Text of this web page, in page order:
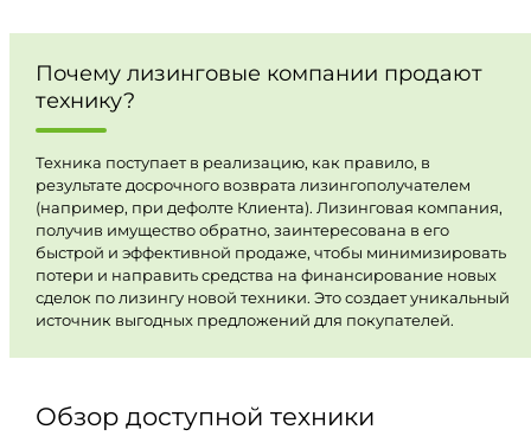
Почему лизинговые компании продают
технику?
Техника поступает в реализацию, как правило, в
результате досрочного возврата лизингополучателем
(например, при дефолте Клиента). Лизинговая компания,
получив имущество обратно, заинтересована в его
быстрой и эффективной продаже, чтобы минимизировать
потери и направить средства на финансирование новых
сделок по лизингу новой техники. Это создает уникальный
источник выгодных предложений для покупателей.
Обзор доступной техники